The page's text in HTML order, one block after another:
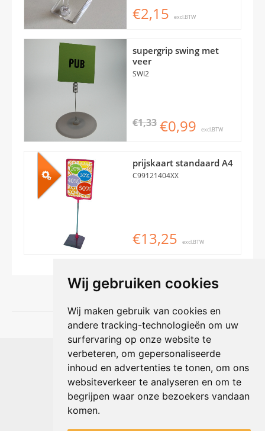
Wij gebruiken cookies
Wij maken gebruik van cookies en
andere tracking-technologieën om uw
surfervaring op onze website te
verbeteren, om gepersonaliseerde
inhoud en advertenties te tonen, om ons
websiteverkeer te analyseren en om te
begrijpen waar onze bezoekers vandaan
komen.
€2,15 excl.BTW
supergrip swing met
veer
SWI2
€1,33 €0,99 excl.BTW
prijskaart standaard A4
C99121404XX
€13,25 excl.BTW
Shophouse online
Max Planckstraat 4
6716 BE Ede, Nederland
Telefoon:+31(0)318 618 121
E-mail: info@shophouse.nl
Geopend: ma t/m vr 09:00-17:00 uur